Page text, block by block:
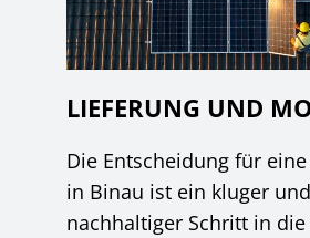
LIEFERUNG UND
Die Entscheidung für
in Binau ist ein kluger und
nachhaltiger Schritt in